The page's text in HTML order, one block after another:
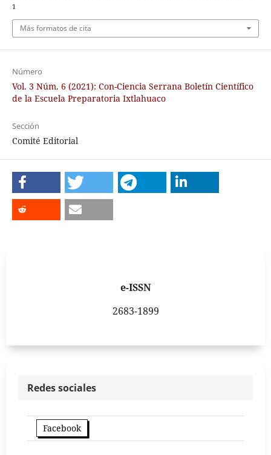
1
Más formatos de cita
Número
Vol. 3 Núm. 6 (2021): Con-Ciencia Serrana Boletín Científico
de la Escuela Preparatoria Ixtlahuaco
Sección
Comité Editorial
e-ISSN
2683-1899
Redes sociales
Facebook